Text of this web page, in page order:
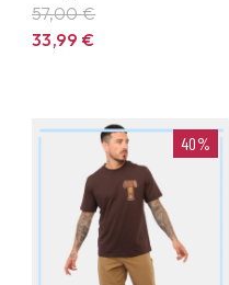
57,00 €
33,99€
40%